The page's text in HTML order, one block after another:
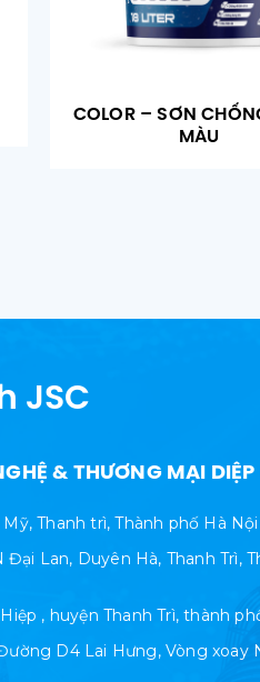
COLOR – SƠN
MÀU
JSC
& THƯƠNG MẠI
Thanh trì, Thành phố Hà Nội
Lan, Duyên Hà, Thanh Trì,
, huyện Thanh Trì, thành
D4 Lai Hưng, Vòng xoay